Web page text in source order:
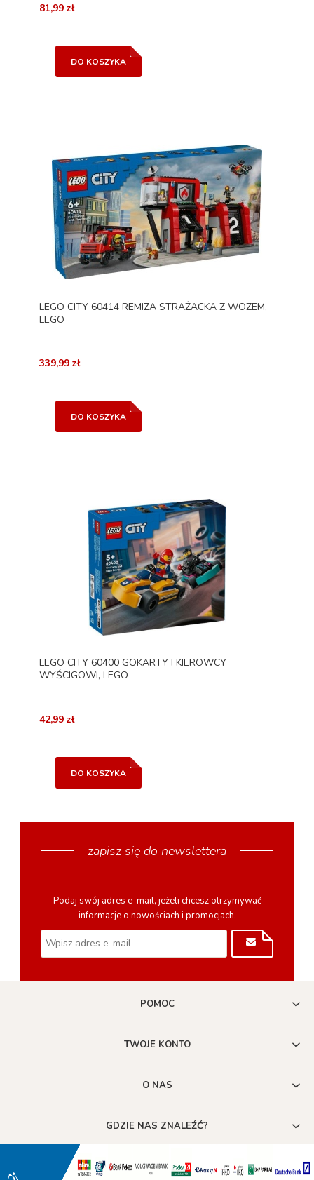
81,99 zł
DO KOSZYKA
LEGO CITY 60414 REMIZA STRAŻACKA Z WOZEM,
LEGO
339,99 zł
DO KOSZYKA
LEGO CITY 60400 GOKARTY I KIEROWCY
WYŚCIGOWI, LEGO
42,99 zł
DO KOSZYKA
zapisz się do newslettera
Podaj swój adres e-mail, jeżeli chcesz otrzymywać
informacje o nowościach i promocjach.
POMOC
TWOJE KONTO
O NAS
GDZIE NAS ZNALEŹĆ?